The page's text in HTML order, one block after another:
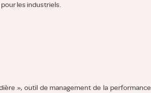
pour les industriels.
», outil de management de la performance